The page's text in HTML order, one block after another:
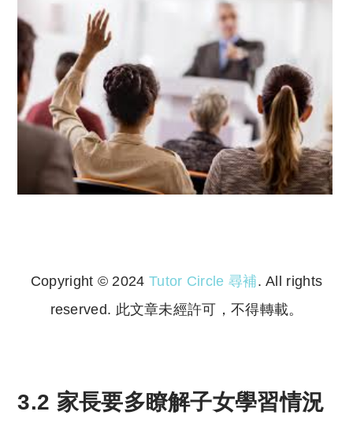
Copyright © 2024 Tutor Circle 尋補. All rights
reserved. 此文章未經許可，不得轉載。
3.2 家長要多瞭解子女學習情況